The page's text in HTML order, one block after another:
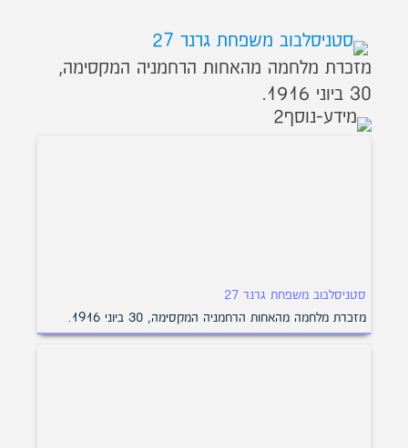
מזכרת מלחמה מהאחות הרחמניה המקסימה,
30 ביוני 1916.
סטניסלבוב משפחת גרנר 27
מזכרת מלחמה מהאחות הרחמניה המקסימה, 30 ביוני 1916.